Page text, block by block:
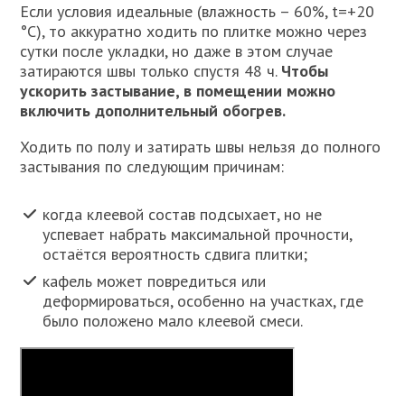
Если условия идеальные (влажность – 60%, t=+20
°C), то аккуратно ходить по плитке можно через
сутки после укладки, но даже в этом случае
затираются швы только спустя 48 ч. Чтобы
ускорить застывание, в помещении можно
включить дополнительный обогрев.
Ходить по полу и затирать швы нельзя до полного
застывания по следующим причинам:
когда клеевой состав подсыхает, но не
успевает набрать максимальной прочности,
остаётся вероятность сдвига плитки;
кафель может повредиться или
деформироваться, особенно на участках, где
было положено мало клеевой смеси.